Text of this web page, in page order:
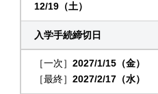
12/19（土）
入学手続締切日
［一次］ 2027/1/15（金）
［最終］ 2027/2/17（水）